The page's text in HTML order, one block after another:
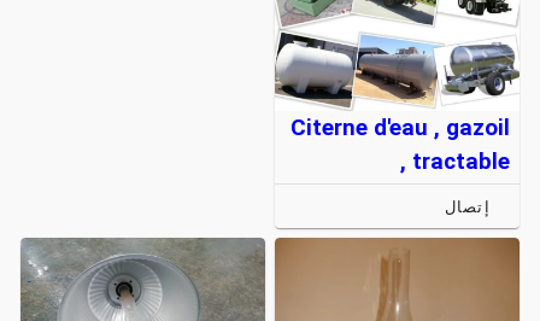
Citerne d'eau , gazoil
, tractable
إتصال